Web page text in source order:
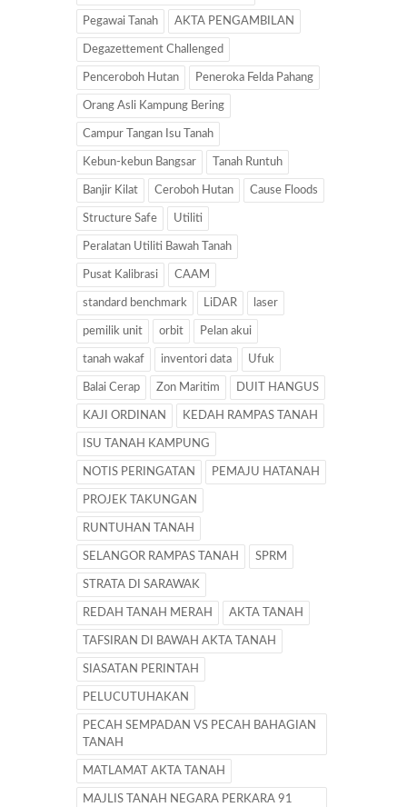
Pegawai Tanah AKTA PENGAMBILAN
Degazettement Challenged
Penceroboh Hutan Peneroka Felda Pahang
Orang Asli Kampung Bering
Campur Tangan Isu Tanah
Kebun-kebun Bangsar Tanah Runtuh
Banjir Kilat Ceroboh Hutan Cause Floods
Structure Safe Utiliti
Peralatan Utiliti Bawah Tanah
Pusat Kalibrasi CAAM
standard benchmark LiDAR laser
pemilik unit orbit Pelan akui
tanah wakaf inventori data Ufuk
Balai Cerap Zon Maritim DUIT HANGUS
KAJI ORDINAN KEDAH RAMPAS TANAH
ISU TANAH KAMPUNG
NOTIS PERINGATAN PEMAJU HATANAH
PROJEK TAKUNGAN
RUNTUHAN TANAH
SELANGOR RAMPAS TANAH SPRM
STRATA DI SARAWAK
REDAH TANAH MERAH AKTA TANAH
TAFSIRAN DI BAWAH AKTA TANAH
SIASATAN PERINTAH
PELUCUTUHAKAN
PECAH SEMPADAN VS PECAH BAHAGIAN
TANAH
MATLAMAT AKTA TANAH
MAJLIS TANAH NEGARA PERKARA 91